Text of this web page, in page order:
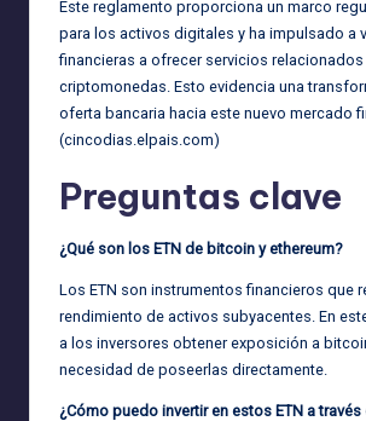
Este reglamento proporciona un marco
para los activos digitales y ha impulsado a
financieras a ofrecer servicios relacionados
criptomonedas. Esto evidencia una
oferta bancaria hacia este nuevo mercado
(cincodias.elpais.com)
Preguntas clave
¿Qué son los ETN de bitcoin y ethereum?
Los ETN son instrumentos financieros que
rendimiento de activos subyacentes. En
a los inversores obtener exposición a
necesidad de poseerlas directamente.
¿Cómo puedo invertir en estos ETN a través